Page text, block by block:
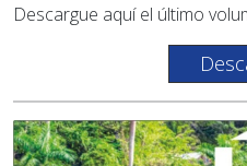
Descargue aquí el último